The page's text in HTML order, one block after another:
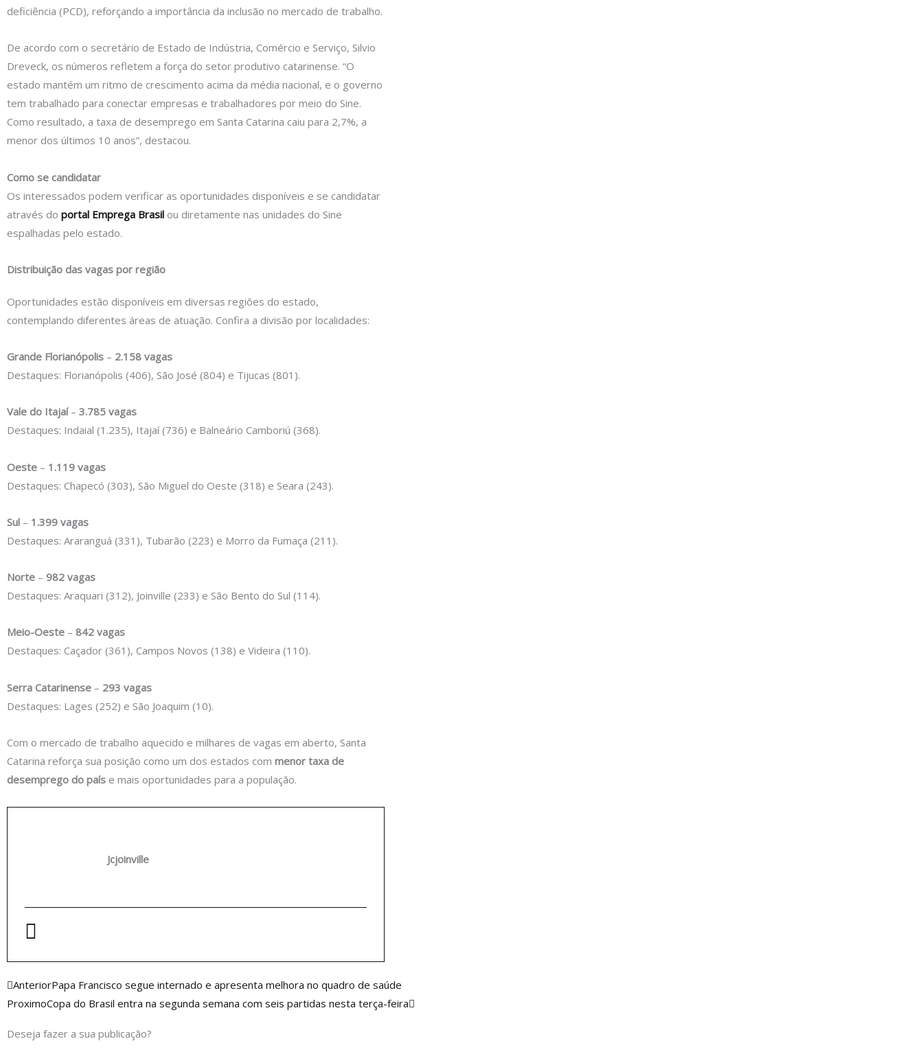
deficiência (PCD), reforçando a importância da inclusão no mercado de trabalho.
De acordo com o secretário de Estado de Indústria, Comércio e Serviço, Silvio
Dreveck, os números refletem a força do setor produtivo catarinense. “O
estado mantém um ritmo de crescimento acima da média nacional, e o governo
tem trabalhado para conectar empresas e trabalhadores por meio do Sine.
Como resultado, a taxa de desemprego em Santa Catarina caiu para 2,7%, a
menor dos últimos 10 anos”, destacou.
Como se candidatar
Os interessados podem verificar as oportunidades disponíveis e se candidatar
através do portal Emprega Brasil ou diretamente nas unidades do Sine
espalhadas pelo estado.
Distribuição das vagas por região
Oportunidades estão disponíveis em diversas regiões do estado,
contemplando diferentes áreas de atuação. Confira a divisão por localidades:
Grande Florianópolis – 2.158 vagas
Destaques: Florianópolis (406), São José (804) e Tijucas (801).
Vale do Itajaí– 3.785 vagas
Destaques: Indaial (1.235), Itajaí (736) e Balneário Camboriú (368).
Oeste – 1.119 vagas
Destaques: Chapecó (303), São Miguel do Oeste (318) e Seara (243).
Sul – 1.399 vagas
Destaques: Araranguá (331), Tubarão (223) e Morro da Fumaça (211).
Norte – 982 vagas
Destaques: Araquari (312), Joinville (233) e São Bento do Sul (114).
Meio-Oeste – 842 vagas
Destaques: Caçador (361), Campos Novos (138) e Videira (110).
Serra Catarinense – 293 vagas
Destaques: Lages (252) e São Joaquim (10).
Com o mercado de trabalho aquecido e milhares de vagas em aberto, Santa
Catarina reforça sua posição como um dos estados com menor taxa de
desemprego do país e mais oportunidades para a população.
Jcjoinville
Anterior
AnteriorPapa Francisco segue internado e apresenta melhora no quadro de saúde
ProximoCopa do Brasil entra na segunda semana com seis partidas nesta terça-feira
Deseja fazer a sua publicação?